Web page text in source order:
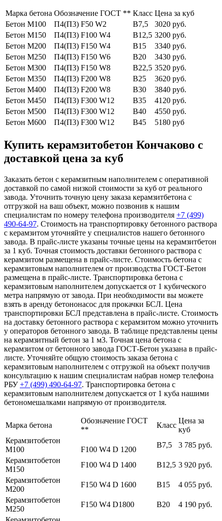
Марка бетона Обозначение ГОСТ ** Класс Цена за куб
Бетон М100
П4(П3) F50 W2 В7,5
3020 руб.
Бетон М150
П4(П3) F100 W4 В12,5 3200 руб.
Бетон М200
П4(П3) F150 W4 В15
3340 руб.
Бетон М250
П4(П3) F150 W6 В20
3430 руб.
Бетон М300
П4(П3) F150 W8 В22,5 3520 руб.
Бетон М350
П4(П3) F200 W8 В25
3620 руб.
Бетон М400
П4(П3) F200 W8 В30
3840 руб.
Бетон М450
П4(П3) F300 W12 В35
4120 руб.
Бетон М500
П4(П3) F300 W12 В40
4550 руб.
Бетон М600
П4(П3) F300 W12 В45 5180 руб
Купить керамзитобетон Кончаково с
доставкой цена за куб
Заказать бетон с керамзитным наполнителем с оперативной
доставкой по самой низкой стоимости за куб от реального
завода. Уточнить точную цену заказа керамзитбетона с
отгрузкой на ваш объект, можно позвонив к нашим
специалистам по номеру телефона производителя +7 (499)
490-64-97. Стоимость на транспортировку бетонного раствора
с керамзитом уточняйте у специалистов нашего бетонного
завода. В прайс-листе указаны точные цены на керамзитбетон
за 1 куб. Точная стоимость доставки бетонного раствора с
керамзитом размещена в прайс-листе. Стоимость бетона с
керамзитовым наполнителем от производства ГОСТ-Бетон
размещена в прайс-листе. Транспортировка бетона с
керамзитовым наполнителем допускается от 1 кубического
метра напрямую от завода. При необходимости вы можете
взять в аренду бетононасос для прокачки БСЛ. Цена
транспортировки БСЛ представлена в прайс-листе. Стоимость
на доставку бетонного раствора с керамзитом можно уточнить
у операторов бетонного завода. В таблице представлены цены
на керамзитный бетон за 1 м3. Точная цена бетона с
керамзитом от бетонного завода ГОСТ-Бетон указана в прайс-
листе. Уточняйте общую стоимость заказа бетона с
керамзитовым наполнителем с отгрузкой на объект получив
консультацию к нашим специалистам набрав номер телефона
РБУ+7 (499) 490-64-97. Транспортировка бетона с
керамзитовым наполнителем допускается от 1 куба нашими
бетономешалками напрямую от производителя.
Марка бетона
Обозначение ГОСТ
**
Класс
Цена за
куб
Керамзитобетон
М100
F100 W4 D 1200
В7,5
3 785 руб.
Керамзитобетон
М150
F100 W4 D 1400 В12,5 3 920 руб.
Керамзитобетон
М200
F150 W4 D 1600 В15
4 055 руб.
Керамзитобетон
М250
F150 W4 D1800 В20
4 190 руб.